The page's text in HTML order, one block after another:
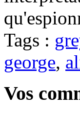
Tags :
george,
Vos